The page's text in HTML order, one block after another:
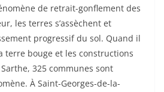
de retrait-gonflement des
les terres s’assèchent et
progressif du sol. Quand il
terre bouge et les constructions
325 communes sont
À Saint-Georges-de-la-